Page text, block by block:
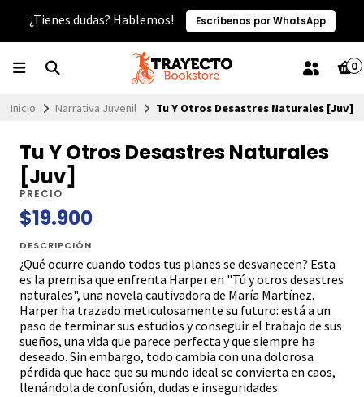
¿Tienes dudas? Hablemos! Escríbenos por WhatsApp
0
Inicio Narrativa Juvenil Tu Y Otros Desastres Naturales [Juv]
Tu Y Otros Desastres Naturales
[Juv]
PRECIO
$19.900
DESCRIPCIÓN
¿Qué ocurre cuando todos tus planes se desvanecen? Esta
es la premisa que enfrenta Harper en "Tú y otros desastres
naturales", una novela cautivadora de María Martínez.
Harper ha trazado meticulosamente su futuro: está a un
paso de terminar sus estudios y conseguir el trabajo de sus
sueños, una vida que parece perfecta y que siempre ha
deseado. Sin embargo, todo cambia con una dolorosa
pérdida que hace que su mundo ideal se convierta en caos,
llenándola de confusión, dudas e inseguridades.